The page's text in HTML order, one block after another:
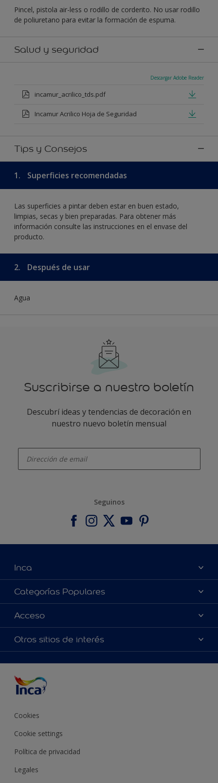
Pincel, pistola air-less o rodillo de corderito. No usar rodillo
de poliuretano para evitar la formación de espuma.
Salud y seguridad
Descargar Adobe Reader
incamur_acrilico_tds.pdf
Incamur Acrilico Hoja de Seguridad
Tips y Consejos
1. Superficies recomendadas
Las superficies a pintar deben estar en buen estado,
limpias, secas y bien preparadas. Para obtener más
información consulte las instrucciones en el envase del
producto.
2. Después de usar
Agua
Suscribirse a nuestro boletín
Descubrí ideas y tendencias de decoración en
nuestro nuevo boletín mensual
Seguinos
Inca
Acerca de Inca
Contactanos
Encontrá un distribuidor Inca
Categorías Populares
Colores
Productos
Inspiración
Acceso
Accesibilidad
Precisión del color
Otros sitios de interés
Cookies
Cookie settings
Política de privacidad
Legales